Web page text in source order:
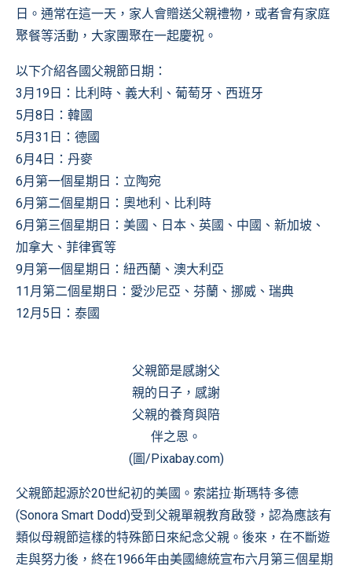
日。通常在這一天，家人會贈送父親禮物，或者會有家庭
聚餐等活動，大家團聚在一起慶祝。
以下介紹各國父親節日期：
3月19日：比利時、義大利、葡萄牙、西班牙
5月8日：韓國
5月31日：德國
6月4日：丹麥
6月第一個星期日：立陶宛
6月第二個星期日：奧地利、比利時
6月第三個星期日：美國、日本、英國、中國、新加坡、
加拿大、菲律賓等
9月第一個星期日：紐西蘭、澳大利亞
11月第二個星期日：愛沙尼亞、芬蘭、挪威、瑞典
12月5日：泰國
父親節是感謝父
親的日子，感謝
父親的養育與陪
伴之恩。
(圖/Pixabay.com)
父親節起源於20世紀初的美國。索諾拉·斯瑪特·多德
(Sonora Smart Dodd)受到父親單親教育啟發，認為應該有
類似母親節這樣的特殊節日來紀念父親。後來，在不斷遊
走與努力後，終在1966年由美國總統宣布六月第三個星期